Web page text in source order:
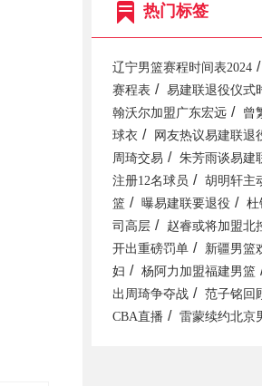
热门标签
辽宁男篮赛程时间表2024 /
赛程表 / 易建联退役仪式
翰沃尔加盟广东宏远 /
曾
球衣 / 网友热议易建联退
周琦交易 / 朱芳雨谈易建
注册12名球员 /
胡明轩主
篮 / 曝易建联要退役 /
杜
司高层 / 赵睿或将加盟北
开出重磅罚单 /
新疆男篮
妇 / 杨阿力加盟福建男篮
出周琦争夺战 / 范子铭回
CBA直播 / 雷蒙续约北京